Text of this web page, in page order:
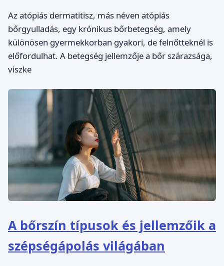
Az atópiás dermatitisz, más néven atópiás
bőrgyulladás, egy krónikus bőrbetegség, amely
különösen gyermekkorban gyakori, de felnőtteknél is
előfordulhat. A betegség jellemzője a bőr szárazsága,
viszke
A bőrszín típusok és jellemzőik a
szépségápolás világában